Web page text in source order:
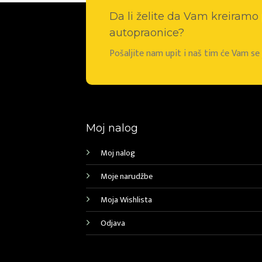
Da li želite da Vam
autopraonice?
Pošaljite nam upit i naš tim će Vam
Moj nalog
Moj nalog
Moje narudžbe
Moja Wishlista
Odjava